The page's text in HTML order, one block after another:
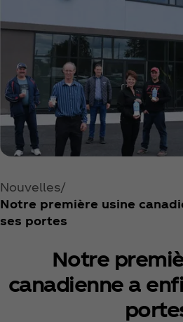
Nouvelles
Notre première usine
ses portes
Notre
canadienne a